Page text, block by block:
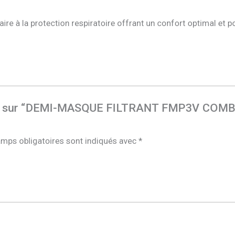
à la protection respiratoire offrant un confort optimal et
“DEMI-MASQUE FILTRANT FMP3V
obligatoires sont indiqués avec*